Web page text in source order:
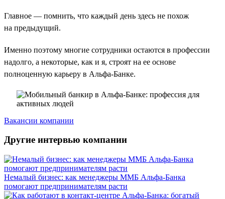
Главное — помнить, что каждый день здесь не похож
на предыдущий.
Именно поэтому многие сотрудники остаются в профессии
надолго, а некоторые, как и я, строят на ее основе
полноценную карьеру в Альфа-Банке.
Вакансии компании
Другие интервью компании
Немалый бизнес: как менеджеры ММБ Альфа-Банка
помогают предпринимателям расти